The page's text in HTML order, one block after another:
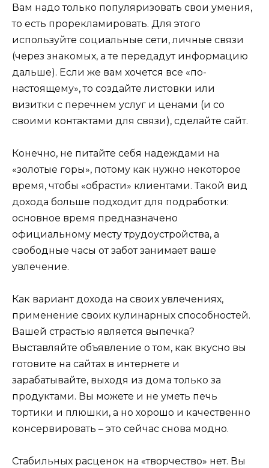
Вам надо только популяризовать свои умения,
то есть прорекламировать. Для этого
используйте социальные сети, личные связи
(через знакомых, а те передадут информацию
дальше). Если же вам хочется все «по-
настоящему», то создайте листовки или
визитки с перечнем услуг и ценами (и со
своими контактами для связи), сделайте сайт.
Конечно, не питайте себя надеждами на
«золотые горы», потому как нужно некоторое
время, чтобы «обрасти» клиентами. Такой вид
дохода больше подходит для подработки:
основное время предназначено
официальному месту трудоустройства, а
свободные часы от забот занимает ваше
увлечение.
Как вариант дохода на своих увлечениях,
применение своих кулинарных способностей.
Вашей страстью является выпечка?
Выставляйте объявление о том, как вкусно вы
готовите на сайтах в интернете и
зарабатывайте, выходя из дома только за
продуктами. Вы можете и не уметь печь
тортики и плюшки, а но хорошо и качественно
консервировать – это сейчас снова модно.
Стабильных расценок на «творчество» нет. Вы